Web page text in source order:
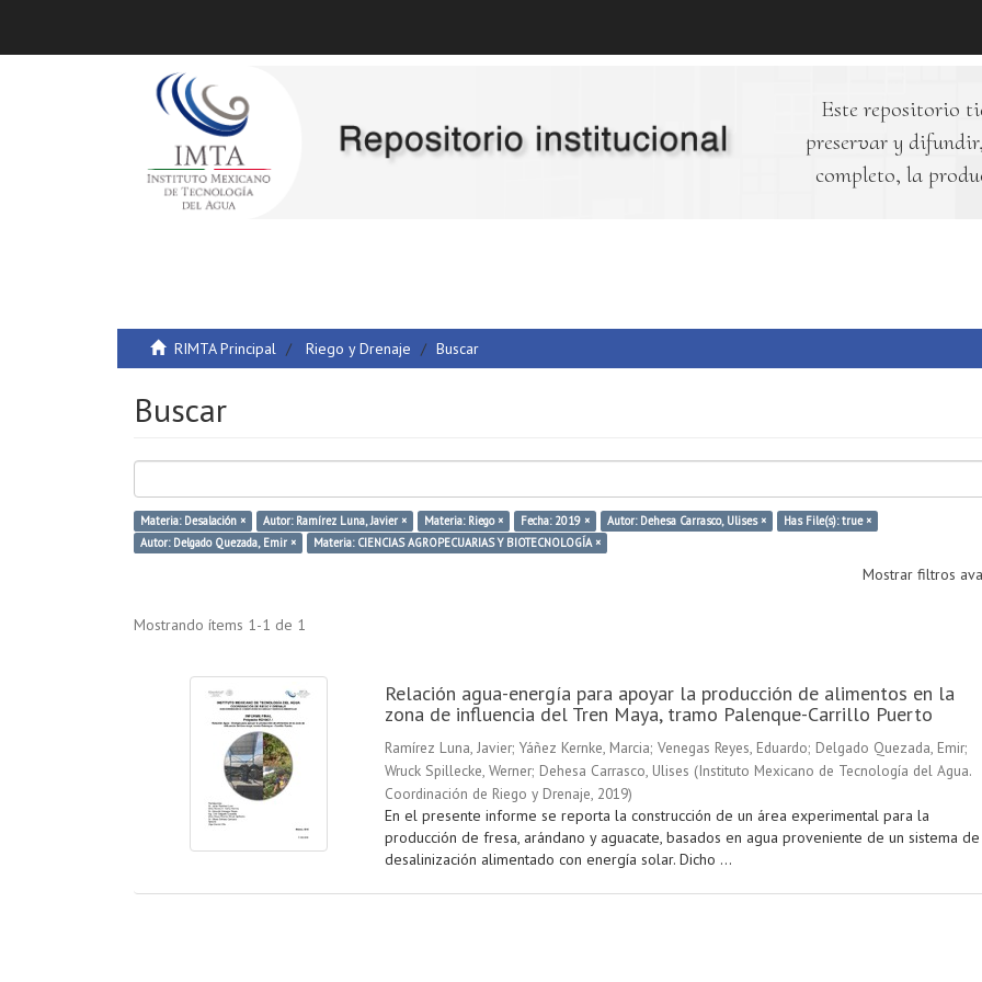
Este repositorio
preservar y
completo, la
RIMTA Principal Riego y Drenaje Buscar
Buscar
Materia: Desalación × Autor: Ramírez Luna, Javier × Materia: Riego × Fecha: 2019 × Autor: Dehesa Carrasco, Ulises ×
Has File(s): true ×
Autor: Delgado Quezada, Emir ×
Materia: CIENCIAS AGROPECUARIAS Y BIOTECNOLOGÍA ×
Mostrar filtros
Mostrando ítems 1-1 de 1
Relación agua-energía para apoyar la producción de alimentos en la
zona de influencia del Tren Maya, tramo Palenque-Carrillo Puerto
Ramírez Luna, Javier; Yáñez Kernke, Marcia; Venegas Reyes, Eduardo; Delgado Quezada, Emir;
Wruck Spillecke, Werner; Dehesa Carrasco, Ulises (Instituto Mexicano de Tecnología del Agua.
Coordinación de Riego y Drenaje, 2019)
En el presente informe se reporta la construcción de un área experimental para la
producción de fresa, arándano y aguacate, basados en agua proveniente de un sistema de
desalinización alimentado con energía solar. Dicho ...